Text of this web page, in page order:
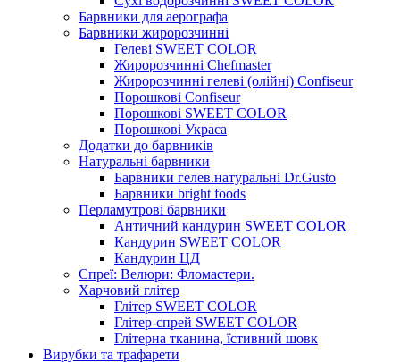
Барвники для аерографа
Барвники жиророзчинні
Гелеві SWEET COLOR
Жиророзчинні Chefmaster
Жиророзчинні гелеві (олійні) Confiseur
Порошкові Confiseur
Порошкові SWEET COLOR
Порошкові Украса
Додатки до барвників
Натуральні барвники
Барвники гелев.натуральні Dr.Gusto
Барвники bright foods
Перламутрові барвники
Античний кандурин SWEET COLOR
Кандурин SWEET COLOR
Кандурин ЦД
Спреї: Велюри: Фломастери.
Харчовий глітер
Глітер SWEET COLOR
Глітер-спрей SWEET COLOR
Глітерна тканина, їстивний шовк
Вирубки та трафарети